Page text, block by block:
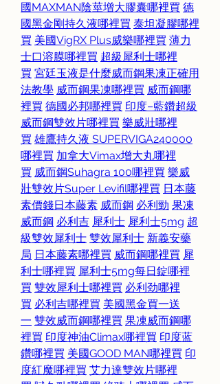
國MAXMAN陰莖增大膠囊哪裡買 德
國黑金剛持久液哪裡買 泰坦凝膠哪裡
買 美國VigRX Plus威樂哪裡買 薄力
士口溶膜哪裡買 超級犀利士哪裡
買 宮廷玉液是什麼威而鋼果凍正確用
法教學 威而鋼果凍哪裡買 威而鋼哪
裡買 德國必邦哪裡買 印度–藍鑽超級
威而鋼雙效片哪裡買 樂威壯哪裡
買 雄鷹持久液 SUPERVIGA240000
哪裡買 加拿大Vimax增大丸哪裡
買 威而鋼Suhagra 100哪裡買 樂威
壯雙效片Super Levifil哪裡買 日本藤
素價錢日本藤素 威而鋼 必利勁 果凍
威而鋼 必利吉 犀利士 犀利士5mg 超
級雙效犀利士 雙效犀利士 新義安藥
局 日本藤素哪裡買 威而鋼哪裡買 犀
利士哪裡買 犀利士5mg每日錠哪裡
買 雙效犀利士哪裡買 必利劲哪裡
買 必利吉哪裡買 美國黑金買一送
一 雙效威而鋼哪裡買 果凍威而鋼哪
裡買 印度神油Climax哪裡買 印度蓝
鑽哪裡買 美國GOOD MAN哪裡買 印
度紅魔哪裡買 艾力達雙效片哪裡